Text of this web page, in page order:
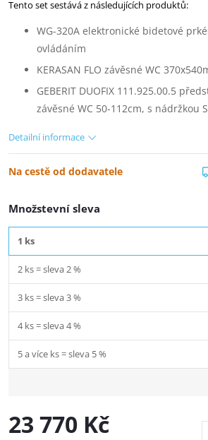
Tento set sestává z následujících produktů:
WG-320A elektronické bidetové
ovládáním
KERASAN FLO závěsné WC
GEBERIT DUOFIX 111.925.00.5
závěsné WC 50-112cm, s nádržkou
Detailní informace
Na cestě od dodavatele
Množstevní sleva
1 ks
2 ks = sleva 2 %
3 ks = sleva 3 %
4 ks = sleva 4 %
5 a více ks = sleva 5 %
23 770 Kč